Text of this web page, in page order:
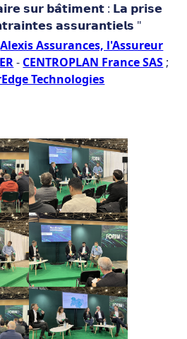
𝘀𝘂𝗿 𝗯𝗮̂𝘁𝗶𝗺𝗲𝗻𝘁 : 𝗟𝗮 𝗽𝗿𝗶𝘀𝗲
𝗮𝘀𝘀𝘂𝗿𝗮𝗻𝘁𝗶𝗲𝗹𝘀 "
Alexis Assurances, l'Assureur
- CENTROPLAN France SAS ;
Technologies